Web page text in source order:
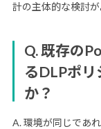
計の主体的な検討が
Q. 既存の
るDLPポ
か？
A. 環境が同じであ